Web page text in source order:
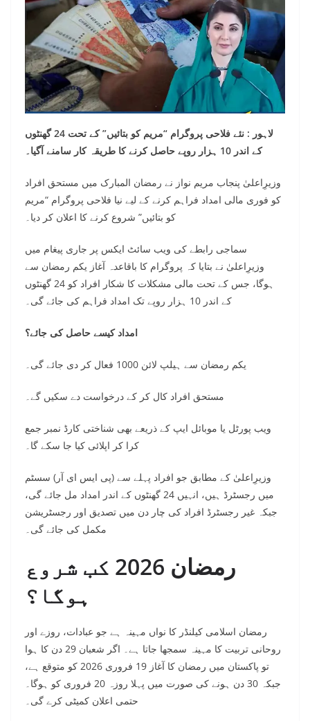
لاہور : نئے فلاحی پروگرام “مریم کو بتائیں” کے تحت 24 گھنٹوں
کے اندر 10 ہزار روپے حاصل کرنے کا طریقہ کار سامنے آگیا۔
وزیرِاعلیٰ پنجاب مریم نواز نے رمضان المبارک میں مستحق افراد
کو فوری مالی امداد فراہم کرنے کے لیے نیا فلاحی پروگرام “مریم
کو بتائیں” شروع کرنے کا اعلان کر دیا۔
سماجی رابطے کی ویب سائٹ ایکس پر جاری پیغام میں
وزیرِاعلیٰ نے بتایا کہ پروگرام کا باقاعدہ آغاز یکم رمضان سے
ہوگا، جس کے تحت مالی مشکلات کا شکار افراد کو 24 گھنٹوں
کے اندر 10 ہزار روپے تک امداد فراہم کی جائے گی۔
امداد کیسے حاصل کی جائے؟
یکم رمضان سے ہیلپ لائن 1000 فعال کر دی جائے گی۔
مستحق افراد کال کر کے درخواست دے سکیں گے۔
ویب پورٹل یا موبائل ایپ کے ذریعے بھی شناختی کارڈ نمبر جمع
کرا کر اپلائی کیا جا سکے گا۔
وزیرِاعلیٰ کے مطابق جو افراد پہلے سے (پی ایس ای آر) سسٹم
میں رجسٹرڈ ہیں، انہیں 24 گھنٹوں کے اندر امداد مل جائے گی،
جبکہ غیر رجسٹرڈ افراد کی چار دن میں تصدیق اور رجسٹریشن
مکمل کی جائے گی۔
رمضان 2026 کب شروع
ہوگا؟
رمضان اسلامی کیلنڈر کا نواں مہینہ ہے جو عبادات، روزے اور
روحانی تربیت کا مہینہ سمجھا جاتا ہے۔ اگر شعبان 29 دن کا ہوا
تو پاکستان میں رمضان کا آغاز 19 فروری 2026 کو متوقع ہے،
جبکہ 30 دن ہونے کی صورت میں پہلا روزہ 20 فروری کو ہوگا۔
حتمی اعلان کمیٹی کرے گی۔